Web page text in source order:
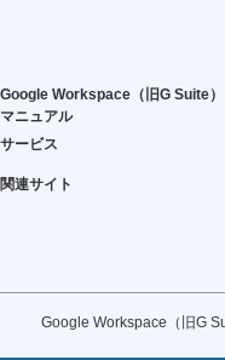
Google Workspace（旧G Suite）
マニュアル
サービス
関連サイト
Google Workspace（旧G